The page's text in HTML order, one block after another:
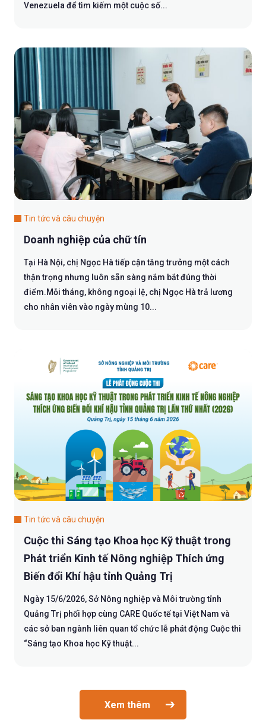
Venezuela để tìm kiếm một cuộc số...
Tin tức và câu chuyện
Doanh nghiệp của chữ tín
Tại Hà Nội, chị Ngọc Hà tiếp cận tăng trưởng một cách
thận trọng nhưng luôn sẵn sàng nắm bắt đúng thời
điểm.Mỗi tháng, không ngoại lệ, chị Ngọc Hà trả lương
cho nhân viên vào ngày mùng 10...
Tin tức và câu chuyện
Cuộc thi Sáng tạo Khoa học Kỹ thuật trong
Phát triển Kinh tế Nông nghiệp Thích ứng
Biến đổi Khí hậu tỉnh Quảng Trị
Ngày 15/6/2026, Sở Nông nghiệp và Môi trường tỉnh
Quảng Trị phối hợp cùng CARE Quốc tế tại Việt Nam và
các sở ban ngành liên quan tổ chức lễ phát động Cuộc thi
“Sáng tạo Khoa học Kỹ thuật...
Xem thêm